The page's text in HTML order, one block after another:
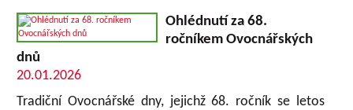
Ohlédnutí za 68.
ročníkem Ovocnářských
dnů
20.01.2026
Tradiční Ovocnářské dny, jejichž 68. ročník se letos